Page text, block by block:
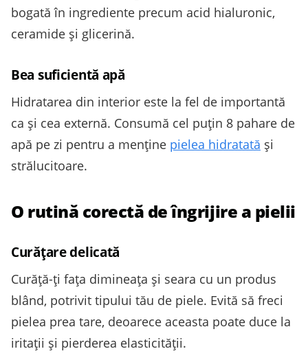
bogată în ingrediente precum acid hialuronic,
ceramide și glicerină.
Bea suficientă apă
Hidratarea din interior este la fel de importantă
ca și cea externă. Consumă cel puțin 8 pahare de
apă pe zi pentru a menține pielea hidratată și
strălucitoare.
O rutină corectă de îngrijire a pielii
Curățare delicată
Curăță-ți fața dimineața și seara cu un produs
blând, potrivit tipului tău de piele. Evită să freci
pielea prea tare, deoarece aceasta poate duce la
iritații și pierderea elasticității.